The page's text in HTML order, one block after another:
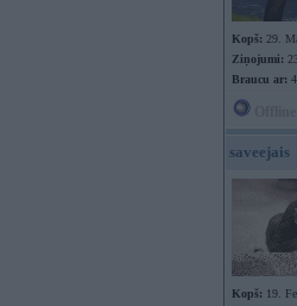
Kopš: 29.
Ziņojumi:
Braucu ar:
saveejais
Kopš: 19.